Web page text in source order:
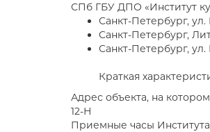
СПб ГБУ ДПО «Институт
Санкт-Петербург,
Санкт-Петербург,
Санкт-Петербург, ул.
Краткая
Адрес объекта, на
12-Н
Приемные часы